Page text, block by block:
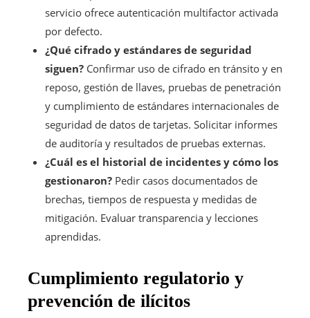
servicio ofrece autenticación multifactor activada
por defecto.
¿Qué cifrado y estándares de seguridad
siguen? Confirmar uso de cifrado en tránsito y en
reposo, gestión de llaves, pruebas de penetración
y cumplimiento de estándares internacionales de
seguridad de datos de tarjetas. Solicitar informes
de auditoría y resultados de pruebas externas.
¿Cuál es el historial de incidentes y cómo los
gestionaron? Pedir casos documentados de
brechas, tiempos de respuesta y medidas de
mitigación. Evaluar transparencia y lecciones
aprendidas.
Cumplimiento regulatorio y
prevención de ilícitos